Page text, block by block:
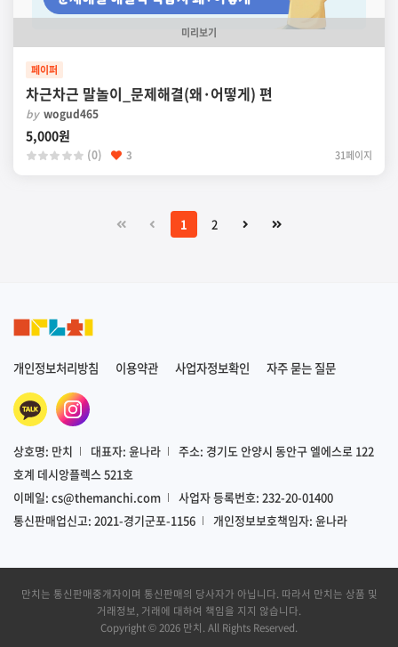
미리보기
페이퍼
차근차근 말놀이_문제해결(왜·어떻게) 편
by wogud465
5,000원
(0) 3 31페이지
1 2
개인정보처리방침 이용약관 사업자정보확인 자주 묻는 질문
상호명: 만치 대표자: 윤나라
주소: 경기도 안양시 동안구 엘에스로 122
호계 데시앙플렉스 521호
이메일: cs@themanchi.com
사업자 등록번호: 232-20-01400
통신판매업신고: 2021-경기군포-1156
개인정보보호책임자: 윤나라
만치는 통신판매중개자이며 통신판매의 당사자가 아닙니다. 따라서 만치는 상품 및
거래정보, 거래에 대하여 책임을 지지 않습니다.
Copyright © 2026 만치. All Rights Reserved.